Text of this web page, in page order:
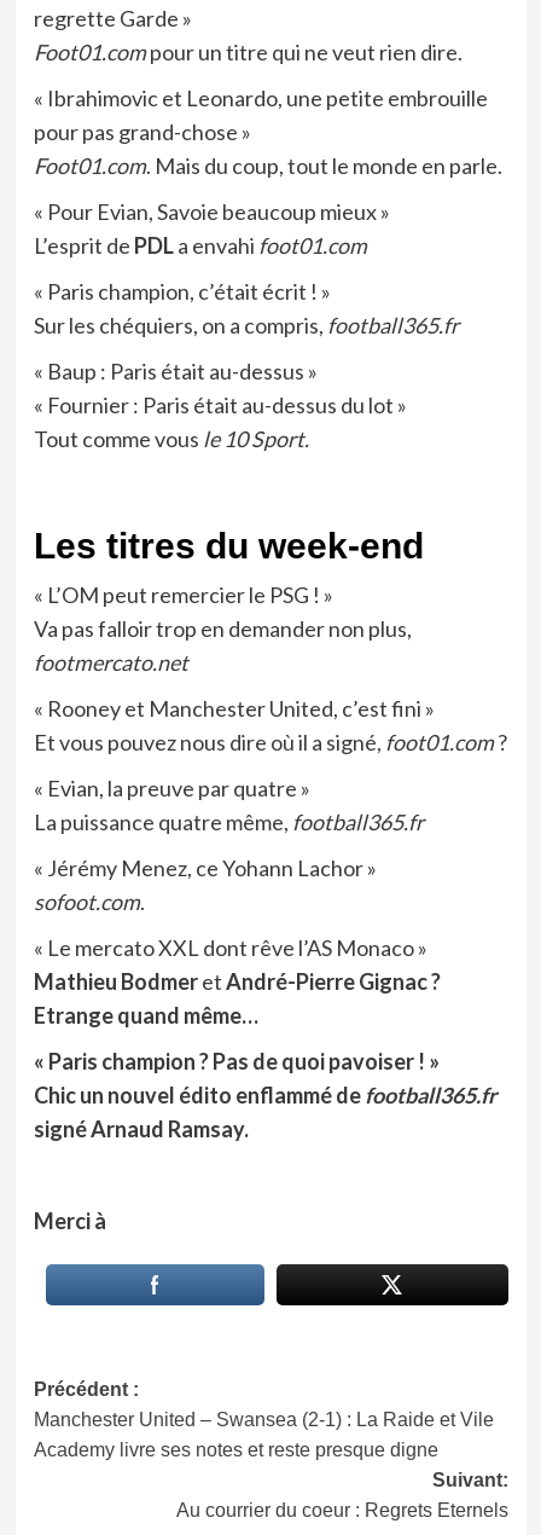
regrette Garde »
Foot01.compour un titre qui ne veut rien dire.
« Ibrahimovic et Leonardo, une petite embrouille
pour pas grand-chose »
Foot01.com. Mais du coup, tout le monde en parle.
« Pour Evian, Savoie beaucoup mieux »
L’esprit de PDLa envahi foot01.com
« Paris champion, c’était écrit ! »
Sur les chéquiers, on a compris, football365.fr
« Baup : Paris était au-dessus »
« Fournier : Paris était au-dessus du lot »
Tout comme vous le 10 Sport.
Les titres du week-end
« L’OM peut remercier le PSG ! »
Va pas falloir trop en demander non plus,
footmercato.net
« Rooney et Manchester United, c’est fini »
Et vous pouvez nous dire où il a signé, foot01.com?
« Evian, la preuve par quatre »
La puissance quatre même, football365.fr
« Jérémy Menez, ce Yohann Lachor »
sofoot.com.
« Le mercato XXL dont rêve l’AS Monaco »
Mathieu BodmeretAndré-Pierre Gignac?
Etrange quand même…
« Paris champion ? Pas de quoi pavoiser ! »
Chic un nouvel édito enflammé de football365.fr
signéArnaud Ramsay.
Merci à
Navigation
d’article
Précédent :
Manchester United – Swansea (2-1) : La Raide et Vile
Academy livre ses notes et reste presque digne
Suivant:
Au courrier du coeur : Regrets Eternels